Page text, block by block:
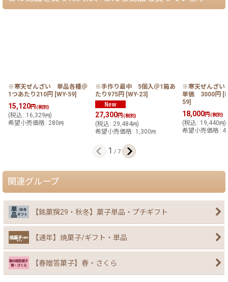
※寒天ぜんざい 単品各種＠
1つあたり210円 [WY-59]
15,120円(税別)
(税込 : 16,329円)
希望小売価格 : 280円
※手作り最中 5個入＠1箱あ
たり975円 [WY-23]
27,300円(税別)
(税込 : 29,484円)
希望小売価格 : 1,300円
※寒天ぜんざ
単価 3000円 [
59]
18,000円(税別)
(税込 : 19,440円)
希望小売価格 :
1 / 7
関連グループ
【銘菓撰29・秋冬】菓子単品・プチギフト
【通年】焼菓子/ギフト・単品
【春贈答菓子】春・さくら